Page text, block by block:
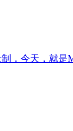
，今天，就是